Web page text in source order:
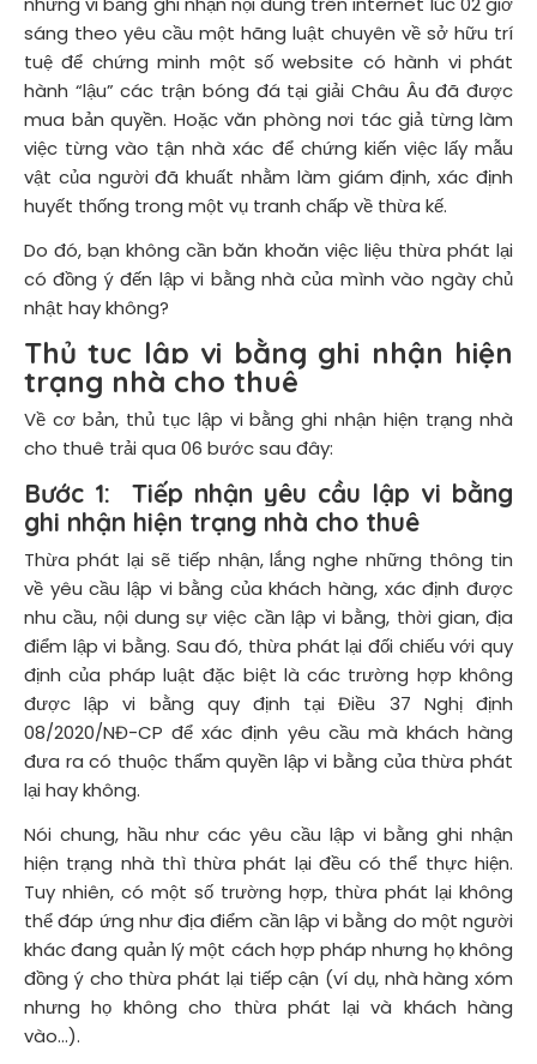
sáng theo yêu cầu một hãng luật chuyên về sở hữu trí
tuệ để chứng minh một số website có hành vi phát
hành “lậu” các trận bóng đá tại giải Châu Âu đã được
mua bản quyền. Hoặc văn phòng nơi tác giả từng làm
việc từng vào tận nhà xác để chứng kiến việc lấy mẫu
vật của người đã khuất nhằm làm giám định, xác định
huyết thống trong một vụ tranh chấp về thừa kế.
Do đó, bạn không cần băn khoăn việc liệu thừa phát lại
có đồng ý đến lập vi bằng nhà của mình vào ngày chủ
nhật hay không?
Thủ tục lập vi bằng ghi nhận hiện
trạng nhà cho thuê
Về cơ bản, thủ tục lập vi bằng ghi nhận hiện trạng nhà
cho thuê trải qua 06 bước sau đây:
Bước 1: Tiếp nhận yêu cầu lập vi bằng
ghi nhận hiện trạng nhà cho thuê
Thừa phát lại sẽ tiếp nhận, lắng nghe những thông tin
về yêu cầu lập vi bằng của khách hàng, xác định được
nhu cầu, nội dung sự việc cần lập vi bằng, thời gian, địa
điểm lập vi bằng. Sau đó, thừa phát lại đối chiếu với quy
định của pháp luật đặc biệt là các trường hợp không
được lập vi bằng quy định tại Điều 37 Nghị định
08/2020/NĐ-CP để xác định yêu cầu mà khách hàng
đưa ra có thuộc thẩm quyền lập vi bằng của thừa phát
lại hay không.
Nói chung, hầu như các yêu cầu lập vi bằng ghi nhận
hiện trạng nhà thì thừa phát lại đều có thể thực hiện.
Tuy nhiên, có một số trường hợp, thừa phát lại không
thể đáp ứng như địa điểm cần lập vi bằng do một người
khác đang quản lý một cách hợp pháp nhưng họ không
đồng ý cho thừa phát lại tiếp cận (ví dụ, nhà hàng xóm
nhưng họ không cho thừa phát lại và khách hàng
vào...).